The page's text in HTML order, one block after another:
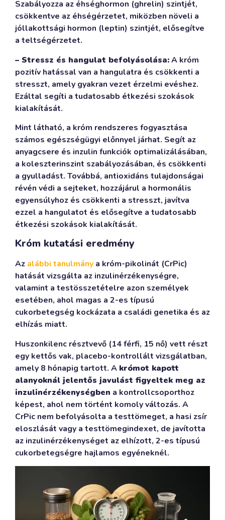
Szabályozza az éhséghormon (ghrelin) szintjét,
csökkentve az éhségérzetet, miközben növeli a
jóllakottsági hormon (leptin) szintjét, elősegítve
a teltségérzetet.
– Stressz és hangulat befolyásolása:A króm
pozitív hatással van a hangulatra és csökkenti a
stresszt, amely gyakran vezet érzelmi evéshez.
Ezáltal segíti a tudatosabb étkezési szokások
kialakítását.
Mint látható, a króm rendszeres fogyasztása
számos egészségügyi előnnyel járhat. Segít az
anyagcsere és inzulin funkciók optimalizálásában,
a koleszterinszint szabályozásában, és csökkenti
a gyulladást. Továbbá, antioxidáns tulajdonságai
révén védi a sejteket, hozzájárul a hormonális
egyensúlyhoz és csökkenti a stresszt, javítva
ezzel a hangulatot és elősegítve a tudatosabb
étkezési szokások kialakítását.
Króm kutatási eredmény
Az alábbi tanulmány a króm-pikolinát (CrPic)
hatását vizsgálta az inzulinérzékenységre,
valamint a testösszetételre azon személyek
esetében, ahol magas a 2-es típusú
cukorbetegség kockázata a családi genetika és az
elhízás miatt.
Huszonkilenc résztvevő (14 férfi, 15 nő) vett részt
egy kettős vak, placebo-kontrollált vizsgálatban,
amely 8 hónapig tartott. A krómot kapott
alanyoknál jelentős javulást figyeltek meg az
inzulinérzékenységben a kontrollcsoporthoz
képest, ahol nem történt komoly változás. A
CrPic nem befolyásolta a testtömeget, a hasi zsír
eloszlását vagy a testtömegindexet, de javította
az inzulinérzékenységet az elhízott, 2-es típusú
cukorbetegségre hajlamos egyéneknél.